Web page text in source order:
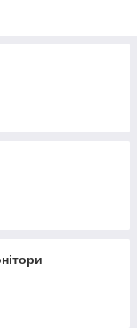
за гарною ціною в
відгуки покупців
можливість
Ми